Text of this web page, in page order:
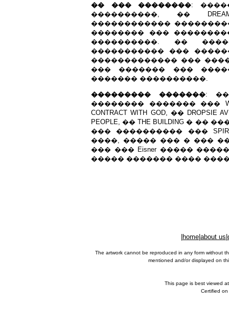
�� ��� ��������:
����������, ��
������������
�������� ���
����������. ��
����������� ���
������������� ���
��� ������� ���
������� ����������.
��������� �������:
�������� ������� ���
CONTRACT WITH GOD, �� DROPSIE
PEOPLE, �� THE BUILDING �
��� ���������� ���
����, ����� ��� � ���
��� ��� Eisner �����
����� ������� ����
home about us
The artwork cannot be reproduced in any form without
mentioned and/or displayed on
This page is best viewed
Certified on